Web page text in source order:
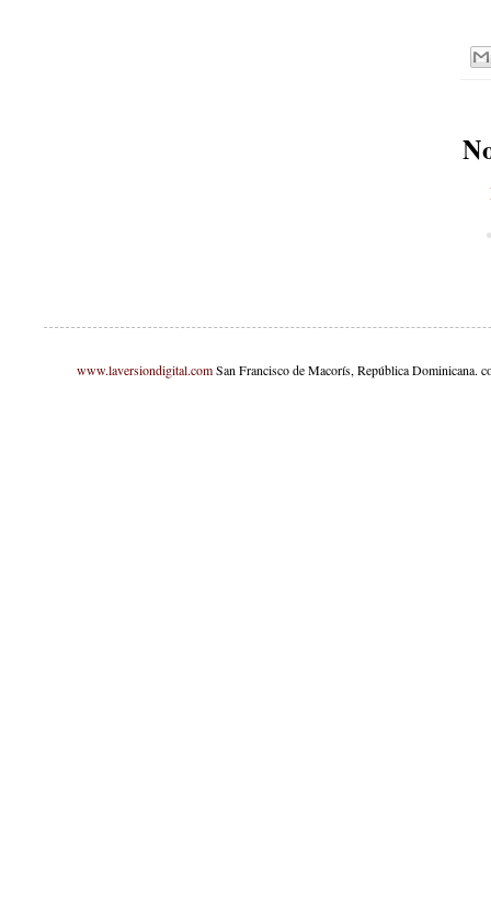
www.laversiondigital.comSan Francisco de Macorís, República Dominicana.